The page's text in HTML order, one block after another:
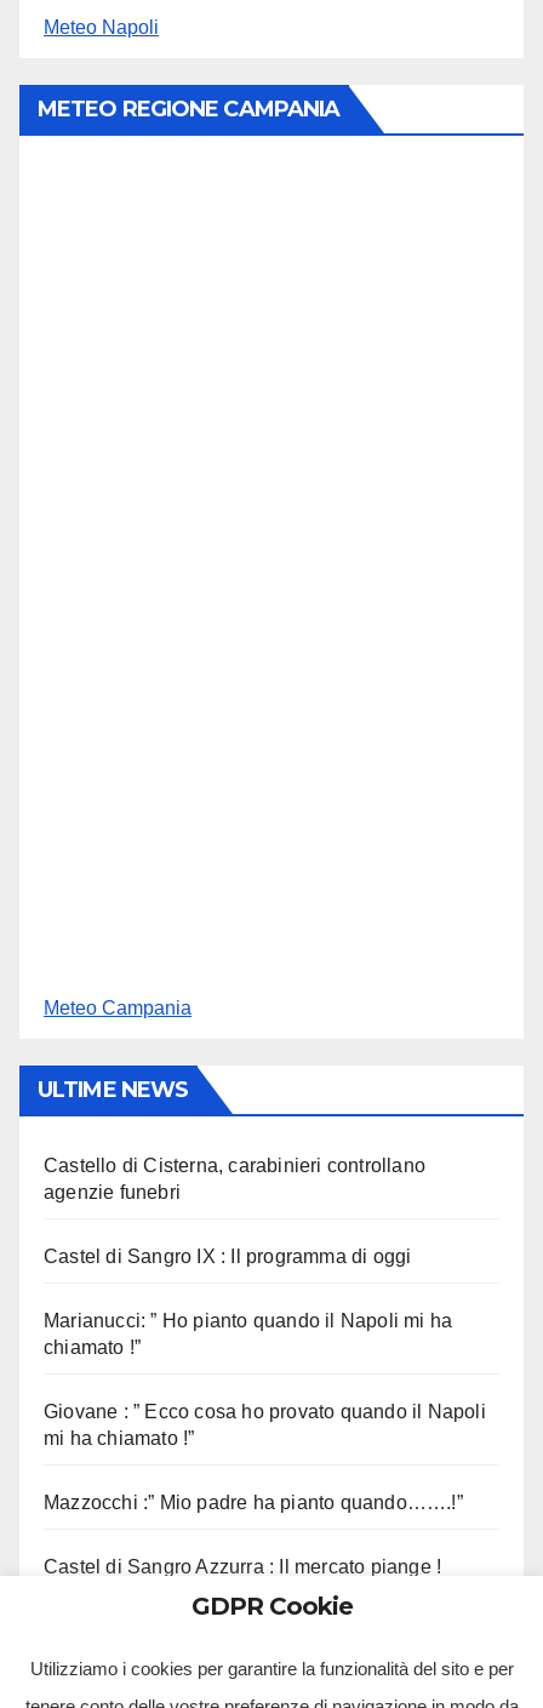
Meteo Napoli
METEO REGIONE CAMPANIA
Meteo Campania
ULTIME NEWS
Castello di Cisterna, carabinieri controllano
agenzie funebri
Castel di Sangro IX : Il programma di oggi
Marianucci: ” Ho pianto quando il Napoli mi ha
chiamato !”
Giovane : ” Ecco cosa ho provato quando il Napoli
mi ha chiamato !”
Mazzocchi :” Mio padre ha pianto quando…….!”
Castel di Sangro Azzurra : Il mercato piange !
GDPR Cookie
Utilizziamo i cookies per garantire la funzionalità del sito e per